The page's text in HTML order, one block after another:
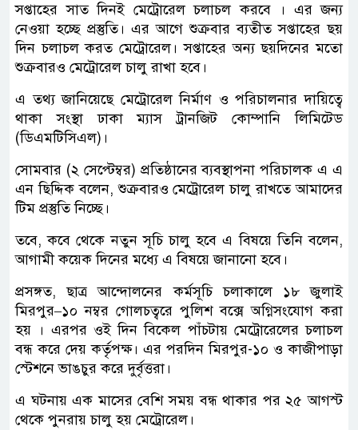
সপ্তাহের সাত দিনই মেট্রোরেল চলাচল করবে । এর জন্য
নেওয়া হচ্ছে প্রস্তুতি। এর আগে শুক্রবার ব্যতীত সপ্তাহের ছয়
দিন চলাচল করত মেট্রোরেল। সপ্তাহের অন্য ছয়দিনের মতো
শুক্রবারও মেট্রোরেল চালু রাখা হবে।
এ তথ্য জানিয়েছে মেট্রোরেল নির্মাণ ও পরিচালনার দায়িত্বে
থাকা সংস্থা ঢাকা ম্যাস ট্রানজিট কোম্পানি লিমিটেড
(ডিএমটিসিএল)।
সোমবার (২ সেপ্টেম্বর) প্রতিষ্ঠানের ব্যবস্থাপনা পরিচালক এ এ
এন ছিদ্দিক বলেন, শুক্রবারও মেট্রোরেল চালু রাখতে আমাদের
টিম প্রস্তুতি নিচ্ছে।
তবে, কবে থেকে নতুন সূচি চালু হবে এ বিষয়ে তিনি বলেন,
আগামী কয়েক দিনের মধ্যে এ বিষয়ে জানানো হবে।
প্রসঙ্গত, ছাত্র আন্দোলনের কর্মসূচি চলাকালে ১৮ জুলাই
মিরপুর–১০ নম্বর গোলচত্বরে পুলিশ বক্সে অগ্নিসংযোগ করা
হয় । এরপর ওই দিন বিকেল পাঁচটায় মেট্রোরেলের চলাচল
বন্ধ করে দেয় কর্তৃপক্ষ। এর পরদিন মিরপুর-১০ ও কাজীপাড়া
স্টেশনে ভাঙচুর করে দুর্বৃত্তরা।
এ ঘটনায় এক মাসের বেশি সময় বন্ধ থাকার পর ২৫ আগস্ট
থেকে পুনরায় চালু হয় মেট্রোরেল।